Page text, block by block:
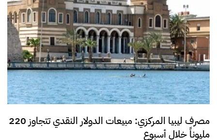
مصرف ليبيا المركزي: مبيعات الدولار النقدي تتجاوز 220
مليوناً خلال أسبوع